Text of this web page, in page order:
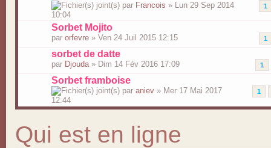
1
par Francois » Lun 29 Sep 2014
10:04
Sorbet Mojito
1
par orfevre » Ven 24 Juil 2015 12:15
sorbet de datte
1
par Djouda » Dim 14 Fév 2016 17:09
Sorbet framboise
1
par aniev » Mer 17 Mai 2017
12:44
Qui est en ligne